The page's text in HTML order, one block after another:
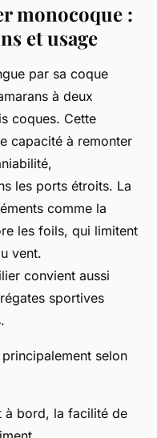
monocoque :
et usage
par sa coque
à deux
coques. Cette
capacité à remonter
les ports étroits. La
comme la
les foils, qui limitent
vent.
convient aussi
sportives
selon
à bord, la facilité de